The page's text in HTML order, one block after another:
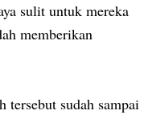
sulit untuk mereka
memberikan
tersebut sudah sampai